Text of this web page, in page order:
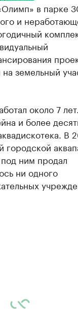
в парке
и
земельный
около 7
и более
В
городской
ним продал
ни одного